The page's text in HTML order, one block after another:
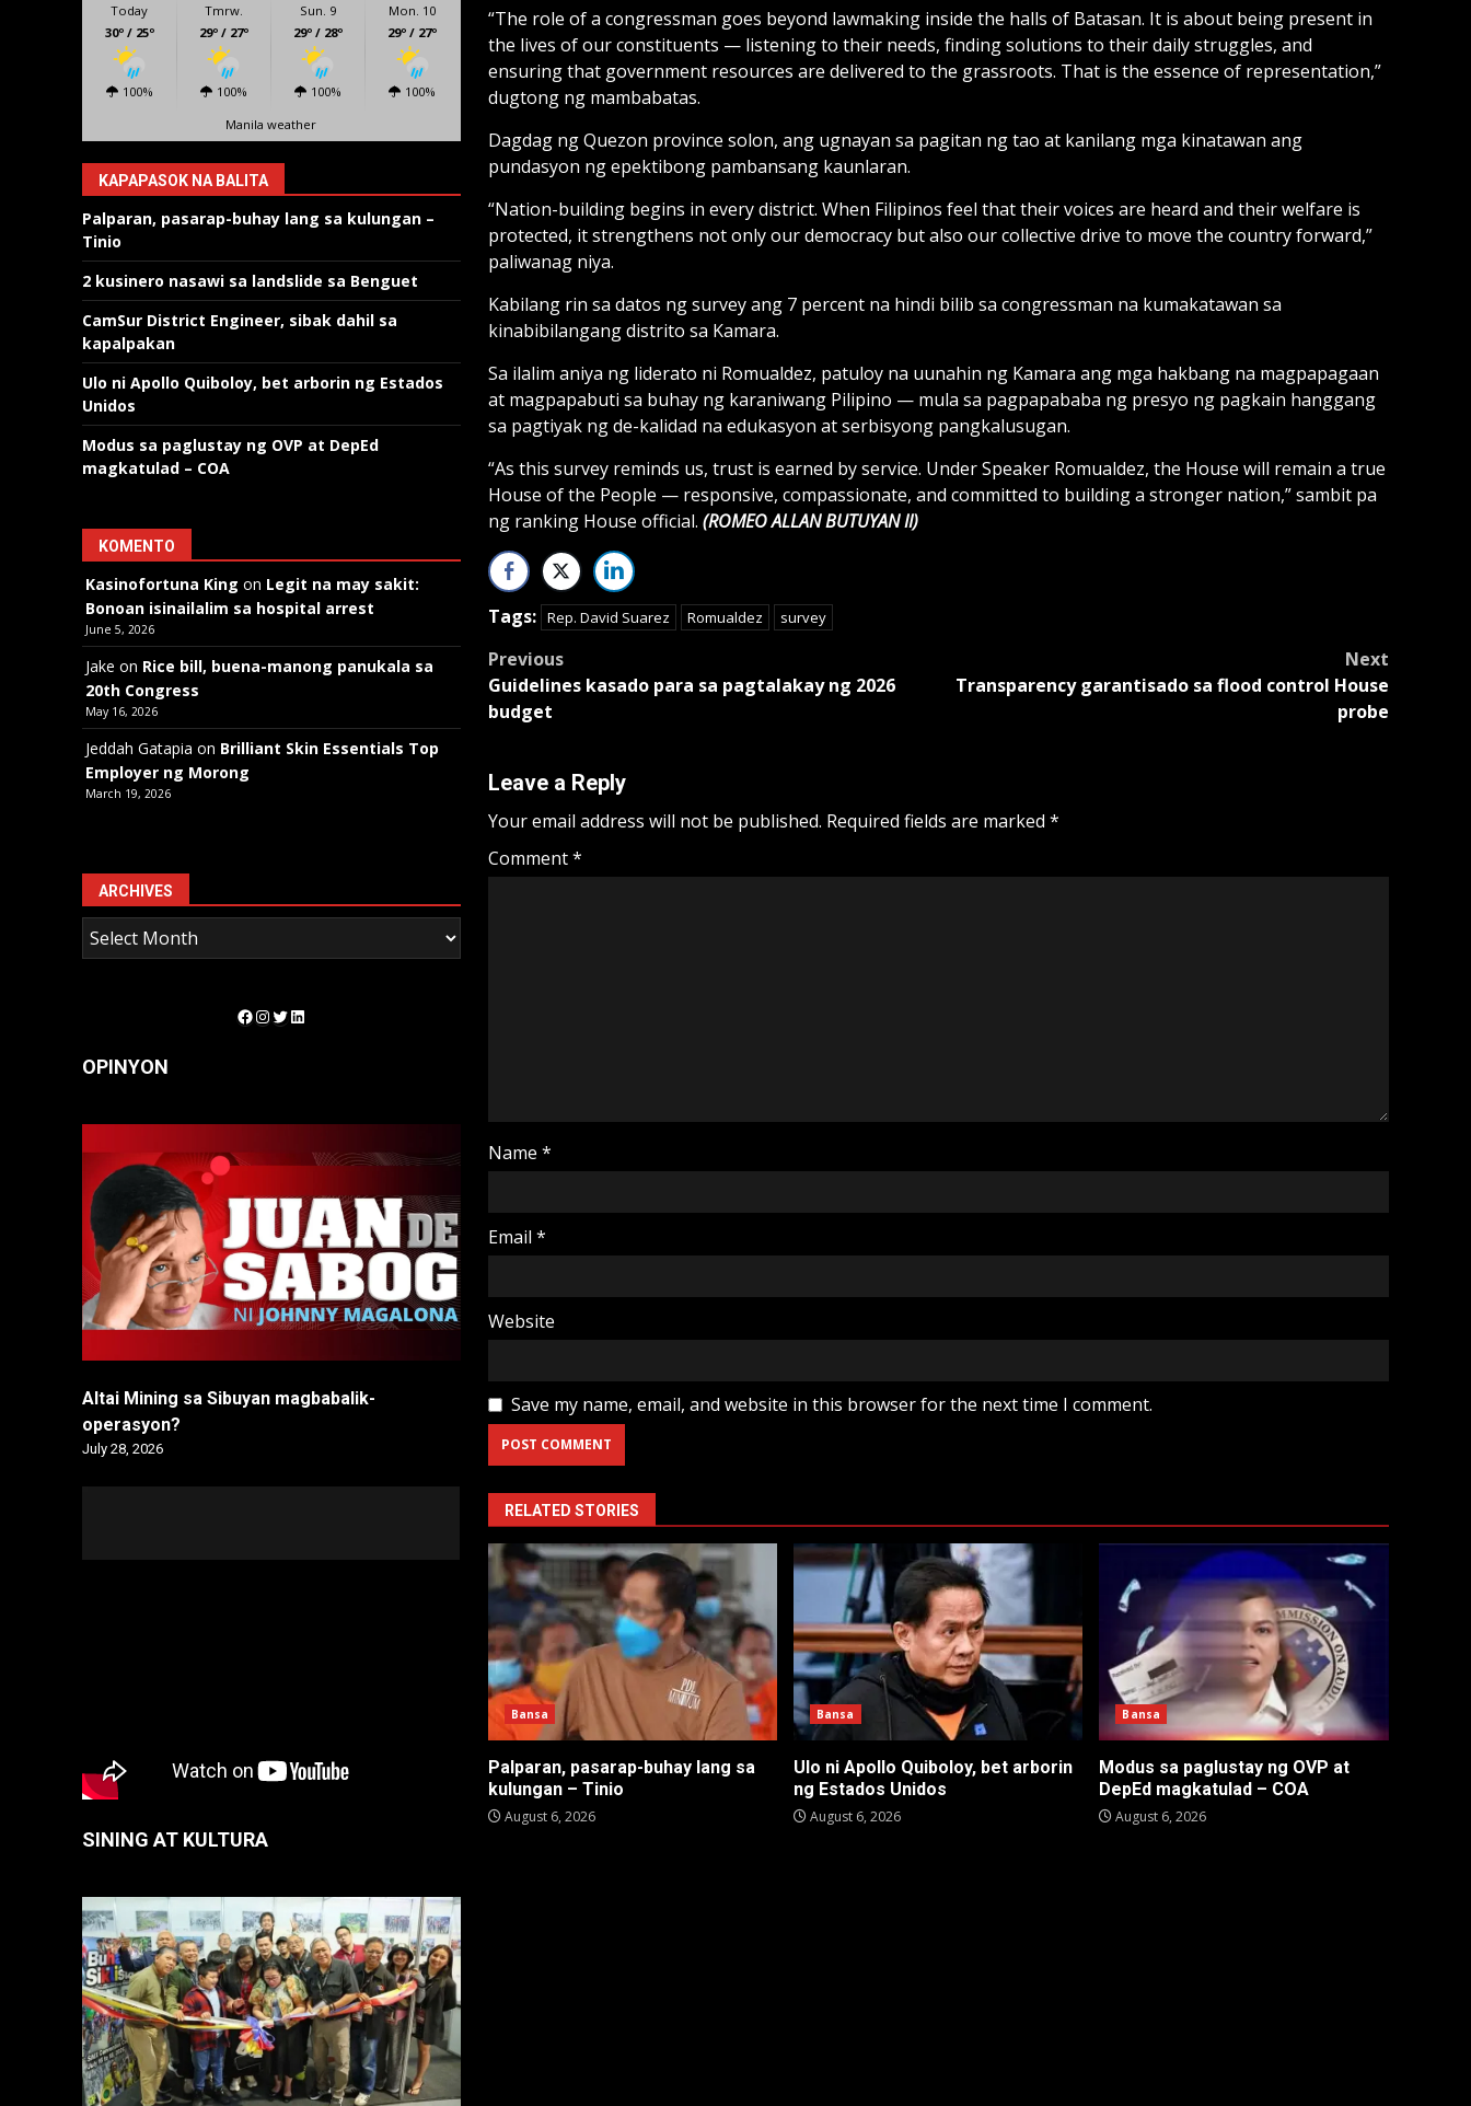
“The role of a congressman goes beyond lawmaking inside the halls of Batasan. It is about being present in
the lives of our constituents — listening to their needs, finding solutions to their daily struggles, and
ensuring that government resources are delivered to the grassroots. That is the essence of representation,”
dugtong ng mambabatas.
Dagdag ng Quezon province solon, ang ugnayan sa pagitan ng tao at kanilang mga kinatawan ang
pundasyon ng epektibong pambansang kaunlaran.
“Nation-building begins in every district. When Filipinos feel that their voices are heard and their welfare is
protected, it strengthens not only our democracy but also our collective drive to move the country forward,”
paliwanag niya.
Kabilang rin sa datos ng survey ang 7 percent na hindi bilib sa congressman na kumakatawan sa
kinabibilangang distrito sa Kamara.
Sa ilalim aniya ng liderato ni Romualdez, patuloy na uunahin ng Kamara ang mga hakbang na magpapagaan
at magpapabuti sa buhay ng karaniwang Pilipino — mula sa pagpapababa ng presyo ng pagkain hanggang
sa pagtiyak ng de-kalidad na edukasyon at serbisyong pangkalusugan.
“As this survey reminds us, trust is earned by service. Under Speaker Romualdez, the House will remain a true
House of the People — responsive, compassionate, and committed to building a stronger nation,” sambit pa
ng ranking House official. (ROMEO ALLAN BUTUYAN II)
Tags: Rep. David Suarez Romualdez survey
Post
navigation
Previous
Guidelines kasado para sa pagtalakay ng 2026
budget
Next
Transparency garantisado sa flood control House
probe
Leave a Reply
Your email address will not be published. Required fields are marked *
Comment*
Name *
Email *
Website
Save my name, email, and website in this browser for the next time I comment.
RELATED STORIES
Bansa
Palparan, pasarap-buhay lang sa
kulungan – Tinio
August 6, 2026
Bansa
Ulo ni Apollo Quiboloy, bet arborin
ng Estados Unidos
August 6, 2026
Bansa
Modus sa paglustay ng OVP at
DepEd magkatulad – COA
August 6, 2026
Today
30º / 25º
100%
Tmrw.
29º / 27º
100%
Sun. 9
29º / 28º
100%
Mon. 10
29º / 27º
100%
Manila weather
KAPAPASOK NA BALITA
Palparan, pasarap-buhay lang sa kulungan –
Tinio
2 kusinero nasawi sa landslide sa Benguet
CamSur District Engineer, sibak dahil sa
kapalpakan
Ulo ni Apollo Quiboloy, bet arborin ng Estados
Unidos
Modus sa paglustay ng OVP at DepEd
magkatulad – COA
KOMENTO
Kasinofortuna King on Legit na may sakit:
Bonoan isinailalim sa hospital arrest
June 5, 2026
Jake on Rice bill, buena-manong panukala sa
20th Congress
May 16, 2026
Jeddah Gatapia on Brilliant Skin Essentials Top
Employer ng Morong
March 19, 2026
ARCHIVES
Facebook
Instagram
Twitter
LinkedIn
OPINYON
Altai Mining sa Sibuyan magbabalik-
operasyon?
July 28, 2026
SINING AT KULTURA